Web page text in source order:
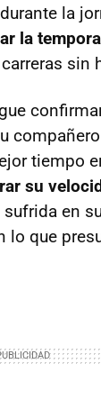
la
la
sin
tiempo
su
en
lo que